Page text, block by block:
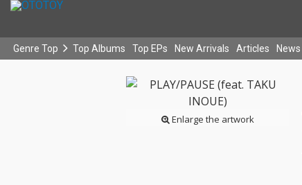
Genre Top Top Albums Top EPs New Arrivals Articles News
Enlarge the artwork